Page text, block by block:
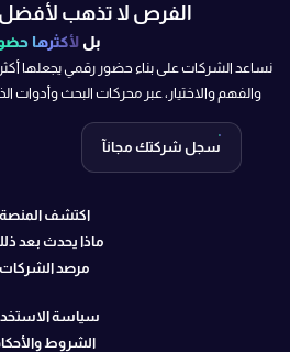
الفرص لا تذهب
بل لأكثرها
نساعد الشركات على بناء حضور رقمي يجعلها
والفهم والاختيار، عبر محركات البحث وأدوات
سجل شركتك مجانآ
اكتشف المنصة
ماذا يحدث بعد
مرصد الشركات
سياسة
الشروط